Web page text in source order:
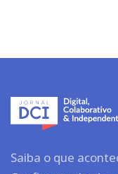
Saiba o que